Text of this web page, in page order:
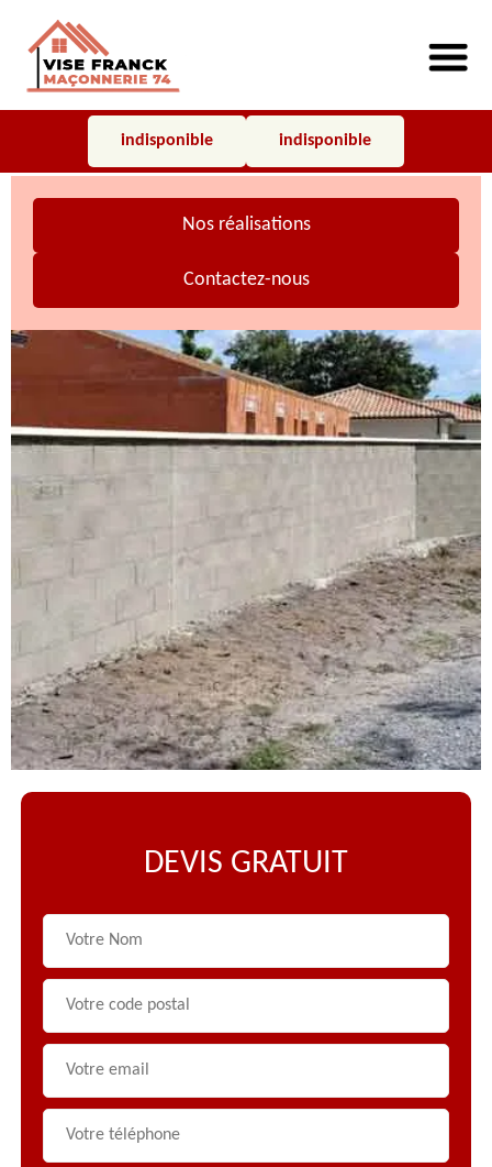
indisponible indisponible
Nos réalisations
Contactez-nous
DEVIS GRATUIT